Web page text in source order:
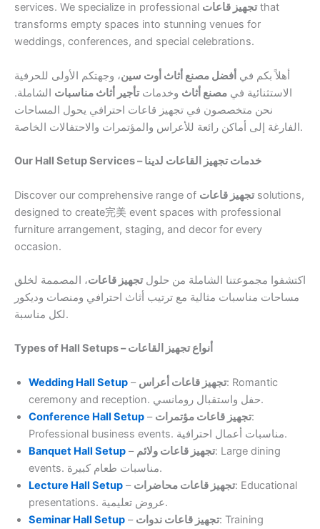
services. We specialize in professional تجهيز قاعاتthat
transforms empty spaces into stunning venues for
weddings, conferences, and special celebrations.
أهلاً بكم في أفضل مصنع أثاث أوت سين، وجهتكم الأولى للحرفية
الاستثنائية في مصنع أثاث وخدماتتأجير أثاث مناسبات الشاملة.
نحن متخصصون في تجهيز قاعات احترافي يحول المساحات
الفارغة إلى أماكن رائعة للأعراس والمؤتمرات والاحتفالات الخاصة.
Our Hall Setup Services – خدمات تجهيز القاعات لدينا
Discover our comprehensive range of تجهيز قاعاتsolutions,
designed to create完美 event spaces with professional
furniture arrangement, staging, and decor for every
occasion.
اكتشفوا مجموعتنا الشاملة من حلولتجهيز قاعات، المصممة لخلق
مساحات مناسبات مثالية مع ترتيب أثاث احترافي ومنصات وديكور
لكل مناسبة.
Types of Hall Setups – أنواع تجهيز القاعات
Wedding Hall Setup – تجهيز قاعات أعراس: Romantic
ceremony and reception. حفل واستقبال رومانسي.
Conference Hall Setup – تجهيز قاعات مؤتمرات:
Professional business events. مناسبات أعمال احترافية.
Banquet Hall Setup – تجهيز قاعات ولائم: Large dining
events. مناسبات طعام كبيرة.
Lecture Hall Setup – تجهيز قاعات محاضرات: Educational
presentations. عروض تعليمية.
Seminar Hall Setup – تجهيز قاعات ندوات: Training